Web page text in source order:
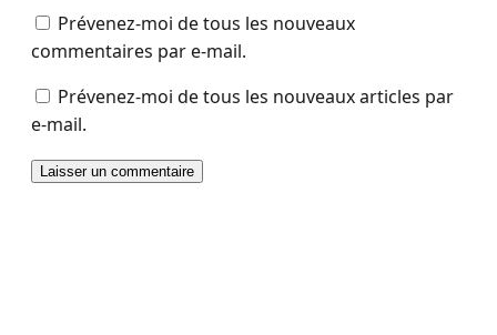
Prévenez-moi de tous les nouveaux
commentaires par e-mail.
Prévenez-moi de tous les nouveaux articles par
e-mail.